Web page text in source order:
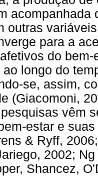
acompanhada
outras
para a
do
longo do
se, assim,
(Giacomoni,
vêm
estar e
& Ryff,
2002;
Shancez,